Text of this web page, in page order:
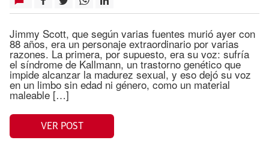
Jimmy Scott, que según varias fuentes murió ayer con
88 años, era un personaje extraordinario por varias
razones. La primera, por supuesto, era su voz: sufría
el síndrome de Kallmann, un trastorno genético que
impide alcanzar la madurez sexual, y eso dejó su voz
en un limbo sin edad ni género, como un material
maleable […]
VER POST